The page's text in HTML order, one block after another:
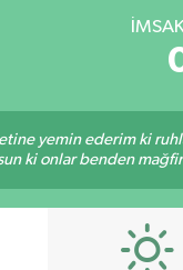
yemin ederim ki
ki onlar benden